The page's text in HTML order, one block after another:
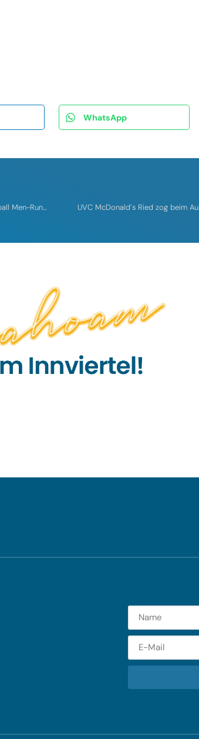
WhatsApp
UVC McDonald´s Ried verliert in der dritten powerfusion Volleyball Men-Runde auswärts gegen Meister HYPO TIROL 3:0
UVC McDonald´s Ried zog beim